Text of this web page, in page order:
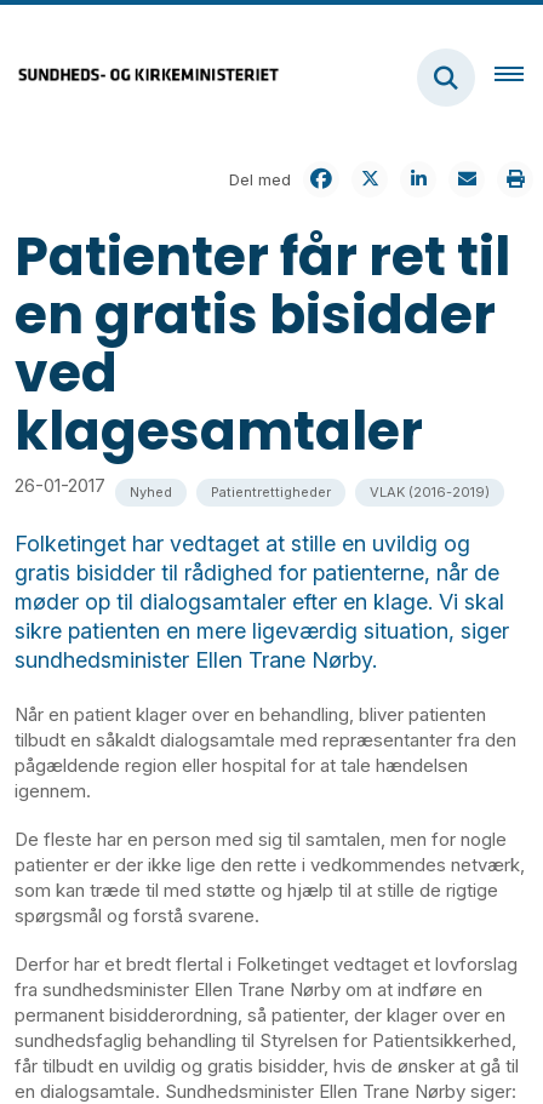
Del med
Patienter får ret til
en gratis bisidder
ved
klagesamtaler
26-01-2017 Nyhed Patientrettigheder VLAK (2016-2019)
Folketinget har vedtaget at stille en uvildig og
gratis bisidder til rådighed for patienterne, når de
møder op til dialogsamtaler efter en klage. Vi skal
sikre patienten en mere ligeværdig situation, siger
sundhedsminister Ellen Trane Nørby.
Når en patient klager over en behandling, bliver patienten
tilbudt en såkaldt dialogsamtale med repræsentanter fra den
pågældende region eller hospital for at tale hændelsen
igennem.
De fleste har en person med sig til samtalen, men for nogle
patienter er der ikke lige den rette i vedkommendes netværk,
som kan træde til med støtte og hjælp til at stille de rigtige
spørgsmål og forstå svarene.
Derfor har et bredt flertal i Folketinget vedtaget et lovforslag
fra sundhedsminister Ellen Trane Nørby om at indføre en
permanent bisidderordning, så patienter, der klager over en
sundhedsfaglig behandling til Styrelsen for Patientsikkerhed,
får tilbudt en uvildig og gratis bisidder, hvis de ønsker at gå til
en dialogsamtale. Sundhedsminister Ellen Trane Nørby siger: